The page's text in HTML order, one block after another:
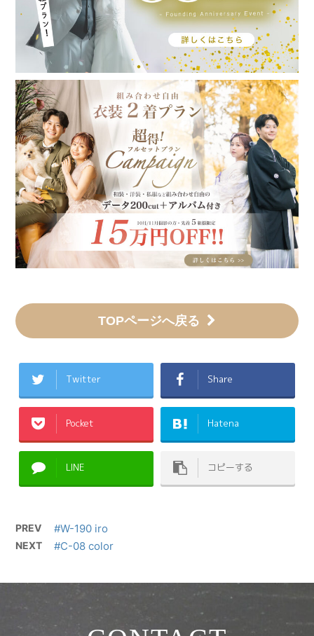
TOPページへ戻る
Twitter Share
Pocket Hatena
LINE コピーする
PREV #W-190 iro
NEXT #C-08 color